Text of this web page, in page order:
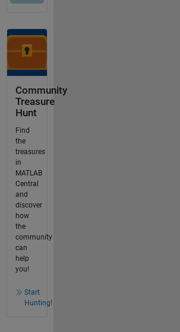
Community
Treasure
Hunt
Find
the
treasures
in
MATLAB
Central
and
discover
how
the
community
can
help
you!
Start
Hunting!